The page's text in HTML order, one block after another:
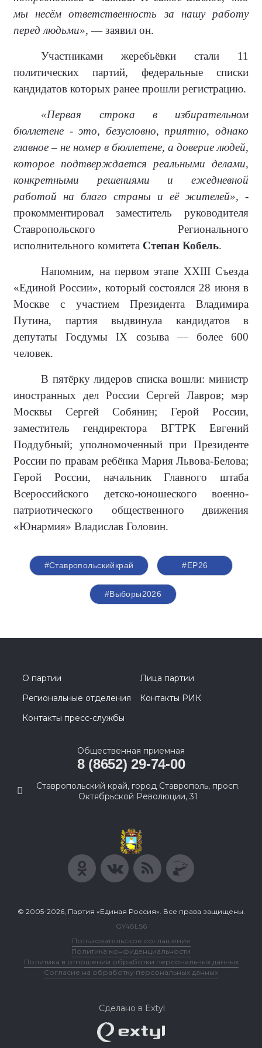
мы несём ответственность за нашу работу
перед людьми», — заявил он.
Участниками жеребьёвки стали 11
политических партий, федеральные списки
кандидатов которых ранее прошли регистрацию.
«Первая строка в избирательном
бюллетене - это, безусловно, приятно, однако
главное – не номер в бюллетене, а доверие людей,
которое подтверждается реальными делами,
конкретными решениями и ежедневной
работой на благо страны и её жителей», -
прокомментировал заместитель руководителя
Ставропольского Регионального
исполнительного комитета Степан Кобель.
Напомним, на первом этапе XXIII Съезда
«Единой России», который состоялся 28 июня в
Москве с участием Президента Владимира
Путина, партия выдвинула кандидатов в
депутаты Госдумы IX созыва — более 600
человек.
В пятёрку лидеров списка вошли: министр
иностранных дел России Сергей Лавров; мэр
Москвы Сергей Собянин; Герой России,
заместитель гендиректора ВГТРК Евгений
Поддубный; уполномоченный при Президенте
России по правам ребёнка Мария Львова-Белова;
Герой России, начальник Главного штаба
Всероссийского детско-юношеского военно-
патриотического общественного движения
«Юнармия» Владислав Головин.
#Ставропольскийкрай #ЕР26
#Выборы2026
О партии
Лица партии
Региональные отделения
Контакты РИК
Контакты пресс-службы
Общественная приемная
8 (8652) 29-74-00
Ставропольский край, город Ставрополь, просп.
Октябрьской Революции, 31
© 2005-2026, Партия «Единая Россия». Все права защищены.
GY48LS6
Пользовательское соглашение
Политика конфиденциальности
Политика в отношении обработки персональных данных
Согласие на обработку персональных данных
Сделано в Extyl